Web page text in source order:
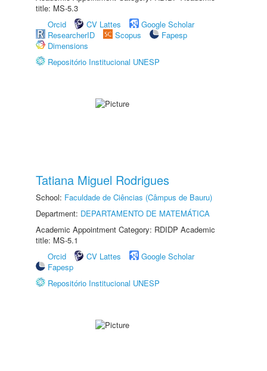
title: MS-5.3
Orcid
CV Lattes
Google Scholar
ResearcherID
Scopus
Fapesp
Dimensions
Repositório Institucional UNESP
Tatiana Miguel Rodrigues
School: Faculdade de Ciências (Câmpus de Bauru)
Department: DEPARTAMENTO DE MATEMÁTICA
Academic Appointment Category: RDIDP Academic
title: MS-5.1
Orcid
CV Lattes
Google Scholar
Fapesp
Repositório Institucional UNESP